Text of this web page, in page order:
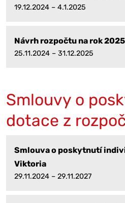
19.12.2024 – 4.1.2025
Návrh rozpočtu na rok 2025
25.11.2024 – 31.12.2025
Smlouvy o
dotace z
Smlouva o poskytnutí
Viktoria
29.11.2024 – 29.11.2027